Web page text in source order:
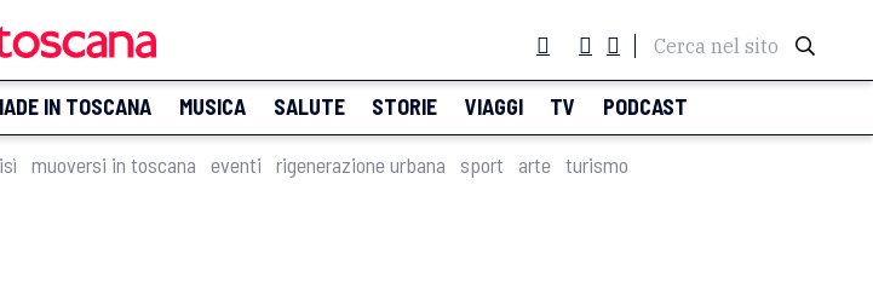
Cerca nel sito
IN TOSCANA MUSICA SALUTE STORIE VIAGGI TV PODCAST
muoversi in toscana eventi rigenerazione urbana sport arte turismo